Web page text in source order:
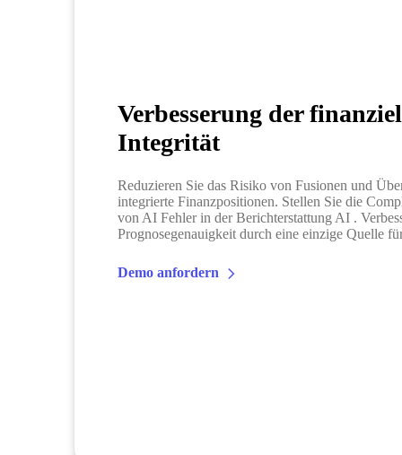
Verbesserung der
Integrität
Reduzieren Sie das Risiko von Fusionen und
integrierte Finanzpositionen. Stellen Sie die
von AI Fehler in der Berichterstattung AI .
Prognosegenauigkeit durch eine einzige Quelle
Demo anfordern